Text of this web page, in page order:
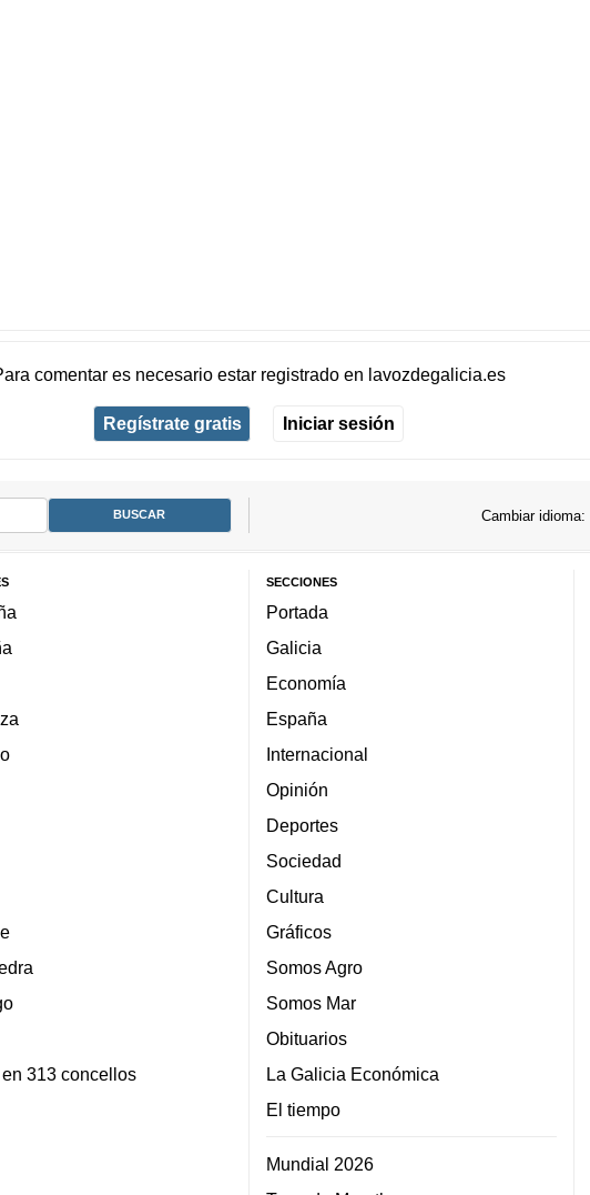
comentar es necesario estar registradoen lavozdegalicia.es
Regístrate gratis Iniciar sesión
Cambiar idioma:
313 concellos
SECCIONES
Portada
Galicia
Economía
España
Internacional
Opinión
Deportes
Sociedad
Cultura
Gráficos
Somos Agro
Somos Mar
Obituarios
La Galicia Económica
El tiempo
Mundial 2026